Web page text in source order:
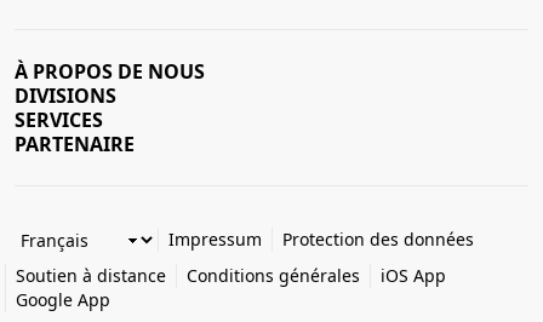
À PROPOS DE NOUS
DIVISIONS
SERVICES
PARTENAIRE
Impressum
Protection des données
Soutien à distance
Conditions générales
iOS App
Google App